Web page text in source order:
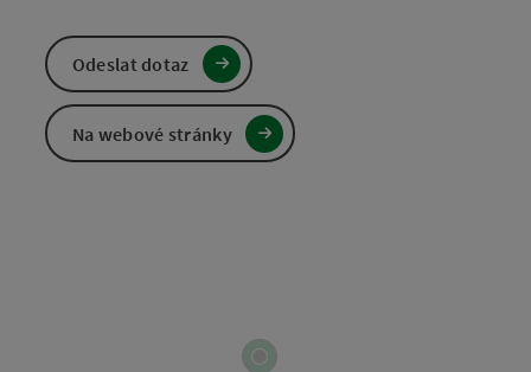
Odeslat dotaz
Na webové stránky